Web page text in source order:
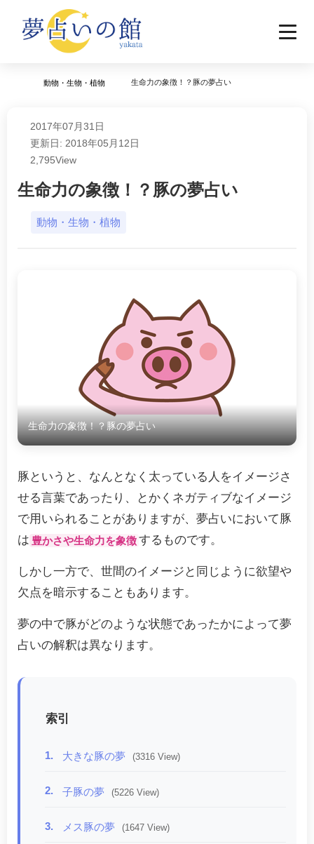
動物・生物・植物 生命力の象徴！？豚の夢占い
2017年07月31日
更新日: 2018年05月12日
2,795View
生命力の象徴！？豚の夢占い
動物・生物・植物
生命力の象徴！？豚の夢占い
豚というと、なんとなく太っている人をイメージさ
せる言葉であったり、とかくネガティブなイメージ
で用いられることがありますが、夢占いにおいて豚
は 豊かさや生命力を象徴するものです。
しかし一方で、世間のイメージと同じように欲望や
欠点を暗示することもあります。
夢の中で豚がどのような状態であったかによって夢
占いの解釈は異なります。
索引
1. 大きな豚の夢 (3316 View)
2. 子豚の夢 (5226 View)
3. メス豚の夢 (1647 View)